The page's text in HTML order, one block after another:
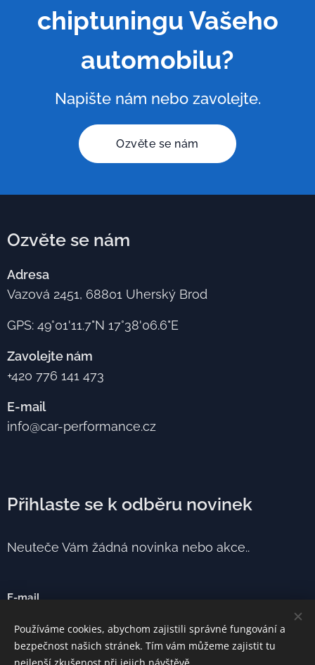
chiptuningu Vašeho
automobilu?
Napište nám nebo zavolejte.
Ozvěte se nám
Ozvěte se nám
Adresa
Vazová 2451, 68801 Uherský Brod
GPS: 49°01'11.7"N 17°38'06.6"E
Zavolejte nám
+420 776 141 473
E-mail
info@car-performance.cz
Přihlaste se k odběru novinek
Neuteče Vám žádná novinka nebo akce..
E-mail
Odeslat
Používáme cookies, abychom zajistili správné fungování a
bezpečnost našich stránek. Tím vám můžeme zajistit tu